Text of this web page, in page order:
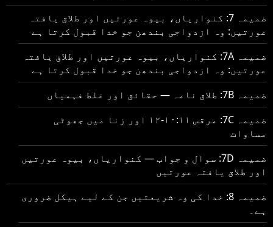
ضمیمہ 7: کنواریاں، بیوہ عورتیں اور طلاق یافتہ
عورتیں: وہ ازدواجی بندھن جو خدا قبول کرتا ہے
ضمیمہ 7A: کنواریاں، بیوہ عورتیں اور طلاق یافتہ
عورتیں: وہ ازدواجی بندھن جو خدا قبول کرتا ہے
ضمیمہ 7B: طلاق نامہ — حقائق اور غلط فہمیاں
ضمیمہ 7C: مرقس ۱۰:۱۱-۱۲ اور زنا میں جھوٹی
مساوات
ضمیمہ 7D: سوال و جواب — کنواریاں، بیوہ عورتیں
اور طلاق یافتہ عورتیں
ضمیمہ 8: خدا کی وہ شریعتیں جن کے لیے ہیکل ضروری
ہے۔